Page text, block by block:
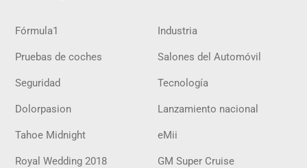
Fórmula1 Industria
Pruebas de coches Salones del Automóvil
Seguridad Tecnología
Dolorpasion Lanzamiento nacional
Tahoe Midnight eMii
Royal Wedding 2018 GM Super Cruise